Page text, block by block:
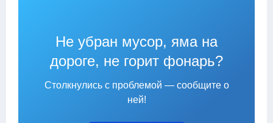
Не убран мусор, яма на
дороге, не горит фонарь?
Столкнулись с проблемой — сообщите о
ней!